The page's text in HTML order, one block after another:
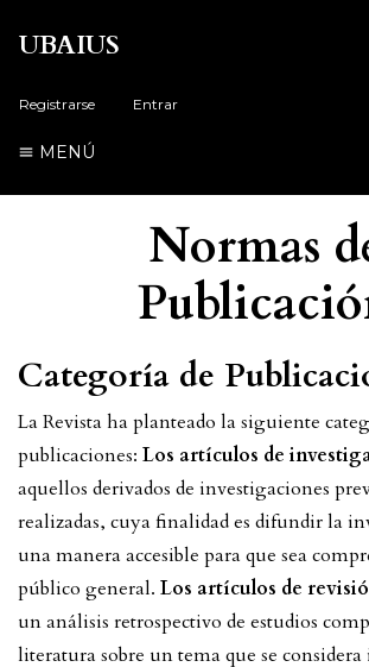
UBAIUS
Registrarse Entrar
MENÚ
Normas
Categoría de
La Revista ha planteado la siguiente
publicaciones: Los artículos de
aquellos derivados de investigaciones
realizadas, cuya finalidad es difundir la
una manera accesible para que sea
público general. Los artículos de
un análisis retrospectivo de estudios
literatura sobre un tema que se considera